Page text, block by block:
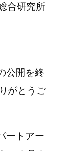
合研究所
公開を終
がとうご
ートアー